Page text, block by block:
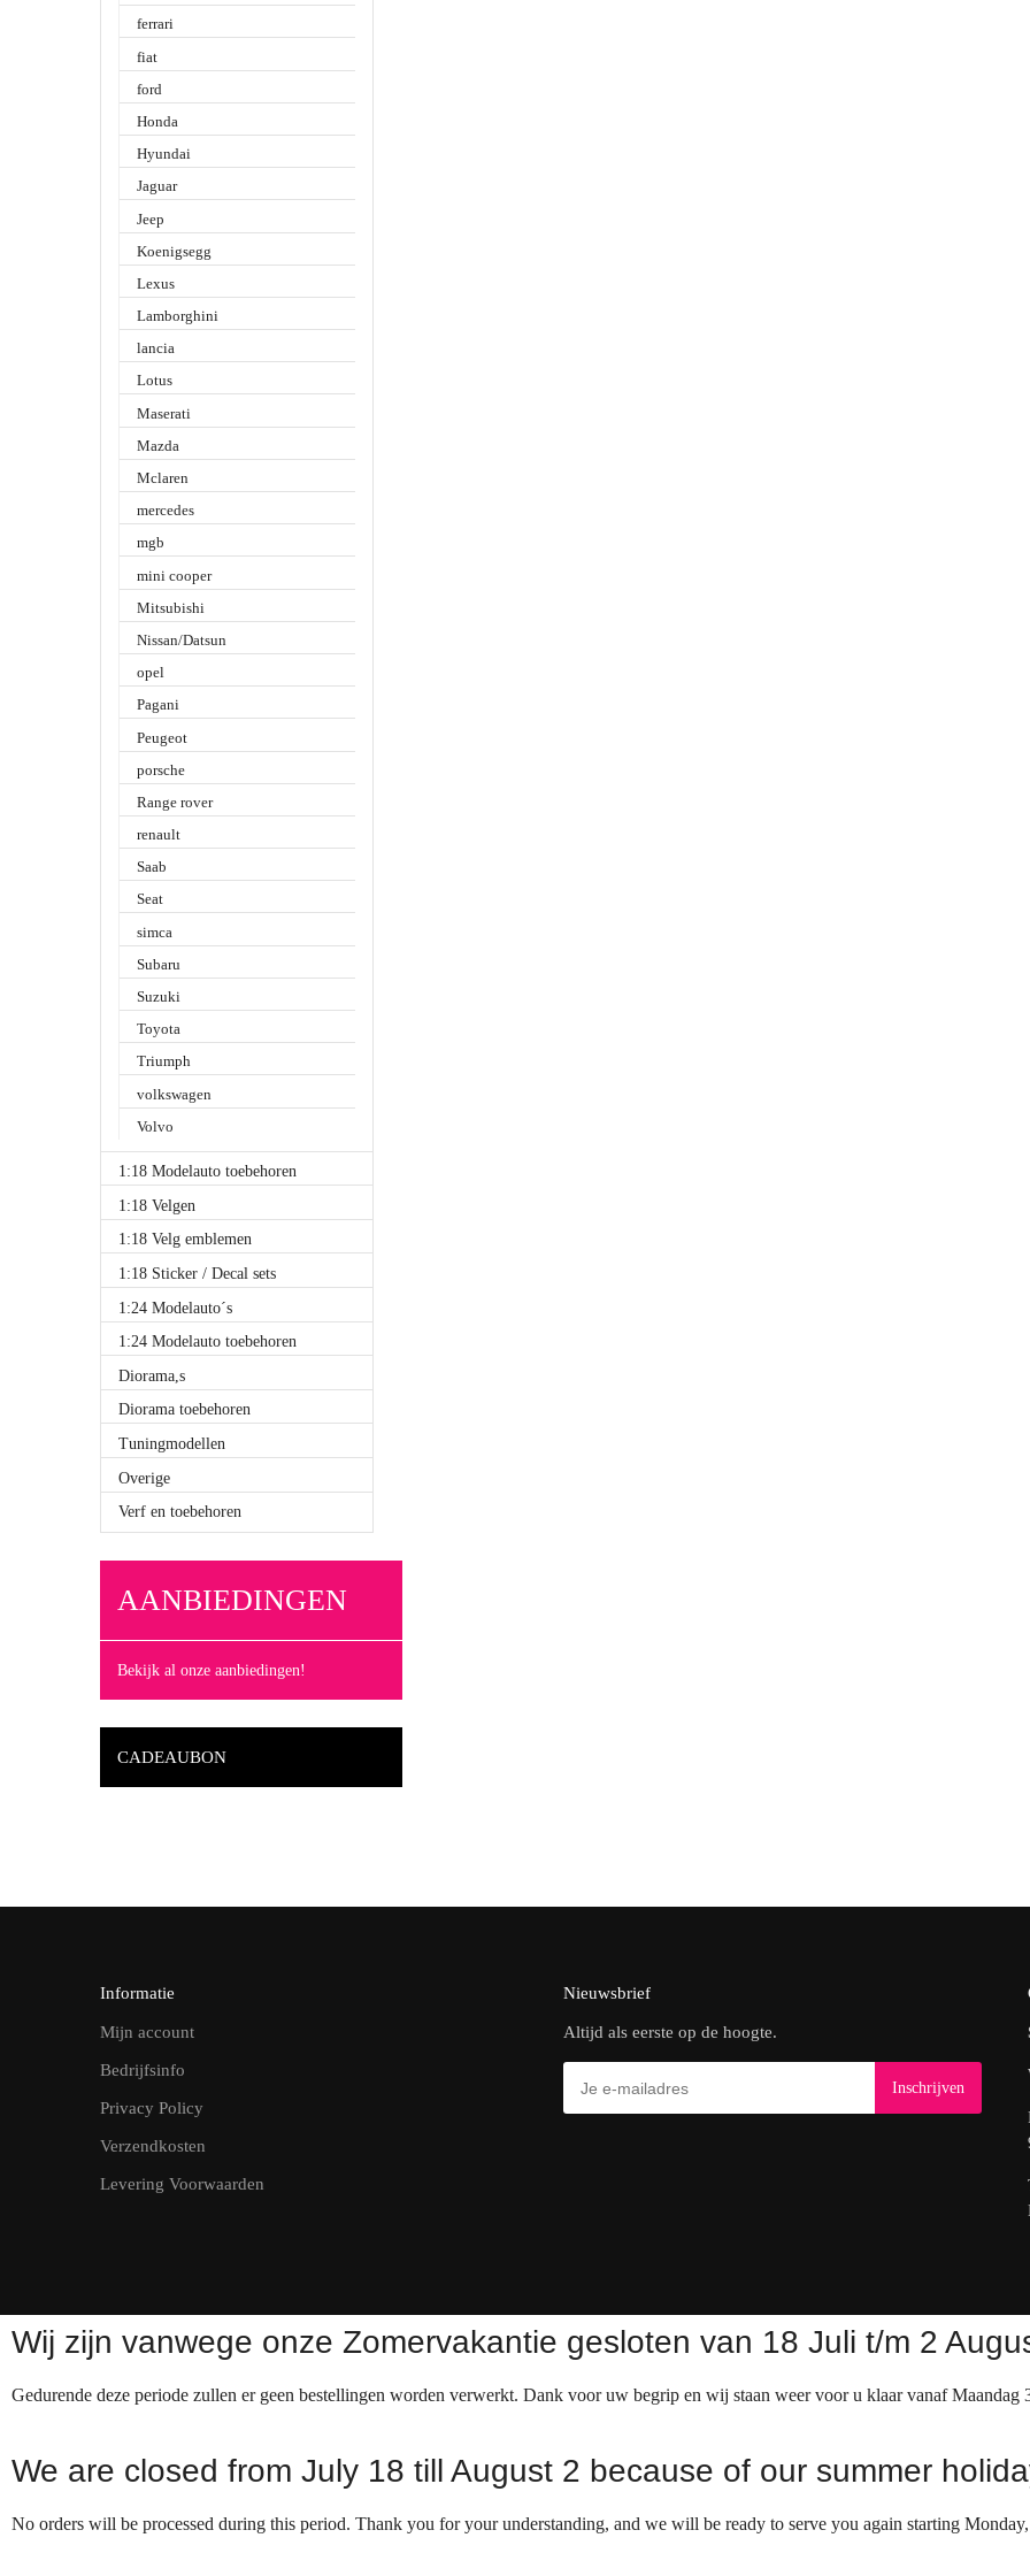
ferrari
fiat
ford
Honda
Hyundai
Jaguar
Jeep
Koenigsegg
Lexus
Lamborghini
lancia
Lotus
Maserati
Mazda
Mclaren
mercedes
mgb
mini cooper
Mitsubishi
Nissan/Datsun
opel
Pagani
Peugeot
porsche
Range rover
renault
Saab
Seat
simca
Subaru
Suzuki
Toyota
Triumph
volkswagen
Volvo
1:18 Modelauto toebehoren
1:18 Velgen
1:18 Velg emblemen
1:18 Sticker / Decal sets
1:24 Modelauto´s
1:24 Modelauto toebehoren
Diorama,s
Diorama toebehoren
Tuningmodellen
Overige
Verf en toebehoren
AANBIEDINGEN
Bekijk al onze aanbiedingen!
CADEAUBON
Informatie
Mijn account
Bedrijfsinfo
Privacy Policy
Verzendkosten
Levering Voorwaarden
Nieuwsbrief
Altijd als eerste op de hoogte.
Wij zijn vanwege onze Zomervakantie gesloten van 18 Juli t/m 2
Gedurende deze periode zullen er geen bestellingen worden verwerkt. Dank voor uw begrip en wij staan weer voor u klaar vanaf Maandag
We are closed from July 18 till August 2 because of our summer
No orders will be processed during this period. Thank you for your understanding, and we will be ready to serve you again starting